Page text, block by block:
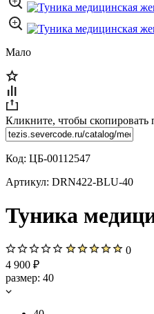
Мало
Кликните, чтобы
Код: ЦБ-00112547
Артикул: DRN422-BLU-40
Туника
0
4 900 ₽
размер: 40